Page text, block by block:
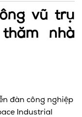
vũ trụ
nhà
đàn công nghiệp
Industrial